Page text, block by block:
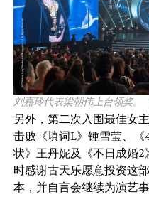
刘嘉玲代表梁朝伟上台领奖。
另外，第二次入围最佳女
击败《填词L》锺雪莹、
状》王丹妮及《不日成婚
时感谢古天乐愿意投资这
本，并自言会继续为演艺事